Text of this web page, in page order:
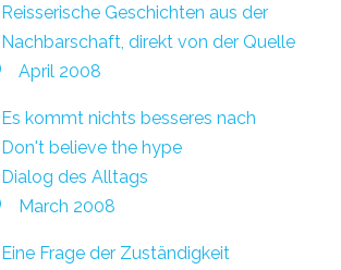
Reisserische Geschichten aus der
Nachbarschaft, direkt von der Quelle
April 2008
Es kommt nichts besseres nach
Don't believe the hype
Dialog des Alltags
March 2008
Eine Frage der Zuständigkeit